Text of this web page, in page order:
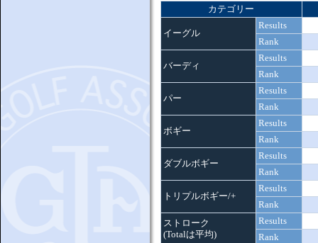
カテゴリー
イーグル
Results
Rank
バーディ
Results
Rank
パー
Results
Rank
ボギー
Results
Rank
ダブルボギー
Results
Rank
トリプルボギー/+
Results
Rank
ストローク
(Totalは平均)
Results
Rank